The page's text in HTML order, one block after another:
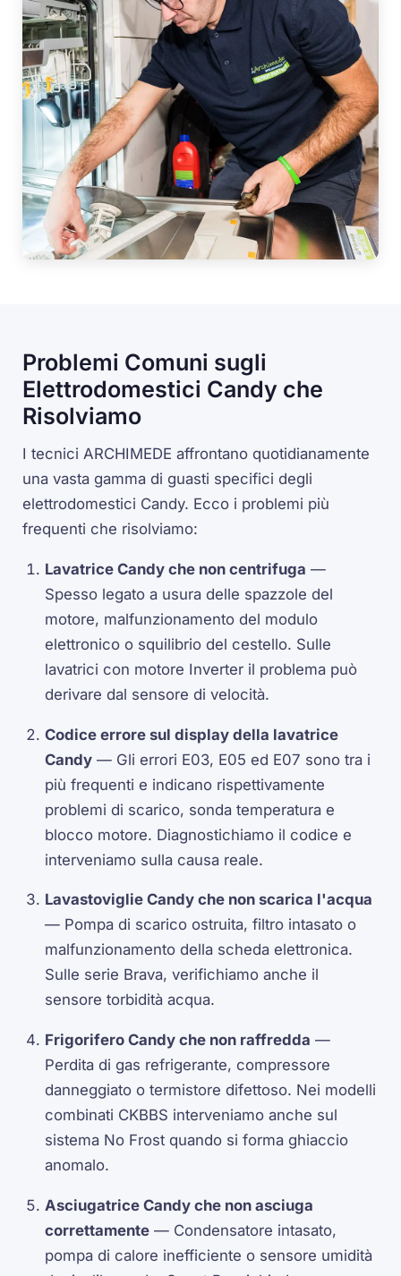
Problemi Comuni sugli
Elettrodomestici Candy che
Risolviamo
I tecnici ARCHIMEDE affrontano quotidianamente
una vasta gamma di guasti specifici degli
elettrodomestici Candy. Ecco i problemi più
frequenti che risolviamo:
Lavatrice Candy che non centrifuga —
Spesso legato a usura delle spazzole del
motore, malfunzionamento del modulo
elettronico o squilibrio del cestello. Sulle
lavatrici con motore Inverter il problema può
derivare dal sensore di velocità.
Codice errore sul display della lavatrice
Candy — Gli errori E03, E05 ed E07 sono tra i
più frequenti e indicano rispettivamente
problemi di scarico, sonda temperatura e
blocco motore. Diagnostichiamo il codice e
interveniamo sulla causa reale.
Lavastoviglie Candy che non scarica l'acqua
— Pompa di scarico ostruita, filtro intasato o
malfunzionamento della scheda elettronica.
Sulle serie Brava, verifichiamo anche il
sensore torbidità acqua.
Frigorifero Candy che non raffredda —
Perdita di gas refrigerante, compressore
danneggiato o termistore difettoso. Nei modelli
combinati CKBBS interveniamo anche sul
sistema No Frost quando si forma ghiaccio
anomalo.
Asciugatrice Candy che non asciuga
correttamente — Condensatore intasato,
pompa di calore inefficiente o sensore umidità